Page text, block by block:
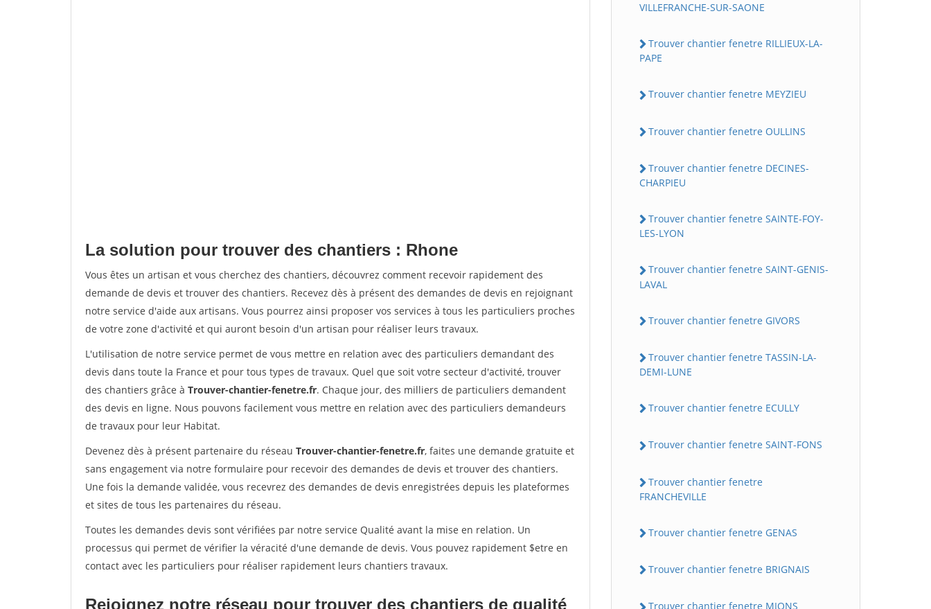
La solution pour trouver des chantiers : Rhone
Vous êtes un artisan et vous cherchez des chantiers, découvrez comment recevoir rapidement des
demande de devis et trouver des chantiers. Recevez dès à présent des demandes de devis en rejoignant
notre service d'aide aux artisans. Vous pourrez ainsi proposer vos services à tous les particuliers proches
de votre zone d'activité et qui auront besoin d'un artisan pour réaliser leurs travaux.
L'utilisation de notre service permet de vous mettre en relation avec des particuliers demandant des
devis dans toute la France et pour tous types de travaux. Quel que soit votre secteur d'activité, trouver
des chantiers grâce à Trouver-chantier-fenetre.fr. Chaque jour, des milliers de particuliers demandent
des devis en ligne. Nous pouvons facilement vous mettre en relation avec des particuliers demandeurs
de travaux pour leur Habitat.
Devenez dès à présent partenaire du réseau Trouver-chantier-fenetre.fr, faites une demande gratuite et
sans engagement via notre formulaire pour recevoir des demandes de devis et trouver des chantiers.
Une fois la demande validée, vous recevrez des demandes de devis enregistrées depuis les plateformes
et sites de tous les partenaires du réseau.
Toutes les demandes devis sont vérifiées par notre service Qualité avant la mise en relation. Un
processus qui permet de vérifier la véracité d'une demande de devis. Vous pouvez rapidement $etre en
contact avec les particuliers pour réaliser rapidement leurs chantiers travaux.
Rejoignez notre réseau pour trouver des chantiers de qualité
VILLEFRANCHE-SUR-SAONE
Trouver chantier fenetre RILLIEUX-LA-
PAPE
Trouver chantier fenetre MEYZIEU
Trouver chantier fenetre OULLINS
Trouver chantier fenetre DECINES-
CHARPIEU
Trouver chantier fenetre SAINTE-FOY-
LES-LYON
Trouver chantier fenetre SAINT-GENIS-
LAVAL
Trouver chantier fenetre GIVORS
Trouver chantier fenetre TASSIN-LA-
DEMI-LUNE
Trouver chantier fenetre ECULLY
Trouver chantier fenetre SAINT-FONS
Trouver chantier fenetre
FRANCHEVILLE
Trouver chantier fenetre GENAS
Trouver chantier fenetre BRIGNAIS
Trouver chantier fenetre MIONS